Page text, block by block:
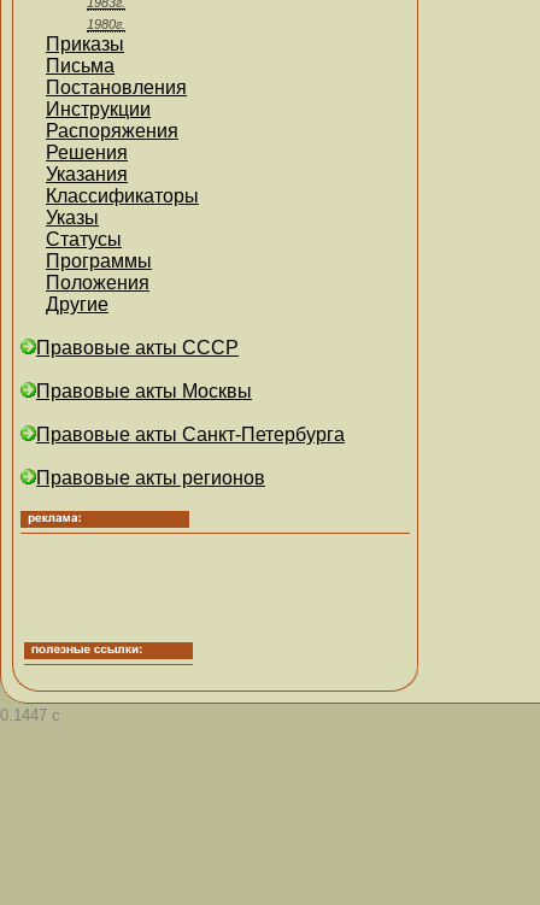
1980г.
Приказы
Письма
Постановления
Инструкции
Распоряжения
Решения
Указания
Классификаторы
Указы
Статусы
Программы
Положения
Другие
Правовые акты СССР
Правовые акты Москвы
Правовые акты Санкт-Петербурга
Правовые акты регионов
0.1447 с